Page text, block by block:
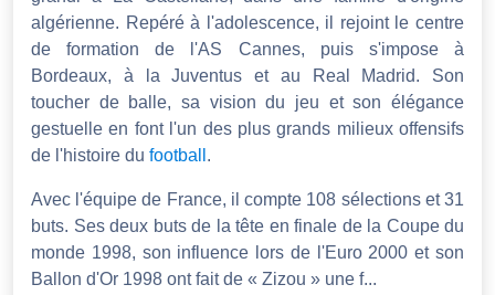
algérienne. Repéré à l'adolescence, il rejoint le centre
de formation de l'AS Cannes, puis s'impose à
Bordeaux, à la Juventus et au Real Madrid. Son
toucher de balle, sa vision du jeu et son élégance
gestuelle en font l'un des plus grands milieux offensifs
de l'histoire du football .
Avec l'équipe de France, il compte 108 sélections et 31
buts. Ses deux buts de la tête en finale de la Coupe du
monde 1998, son influence lors de l'Euro 2000 et son
Ballon d'Or 1998 ont fait de « Zizou » une f...